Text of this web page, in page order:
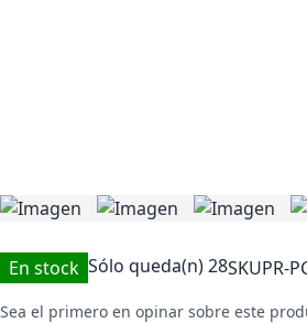
En stock Sólo queda(n)28SKUPR-
Sea el primero en opinar sobre este